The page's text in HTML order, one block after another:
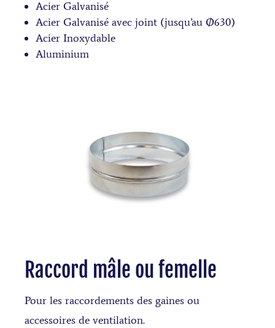
Acier Galvanisé
Acier Galvanisé avec joint (jusqu’au Ø630)
Acier Inoxydable
Aluminium
Raccord mâle ou femelle
Pour les raccordements des gaines ou
accessoires de ventilation.